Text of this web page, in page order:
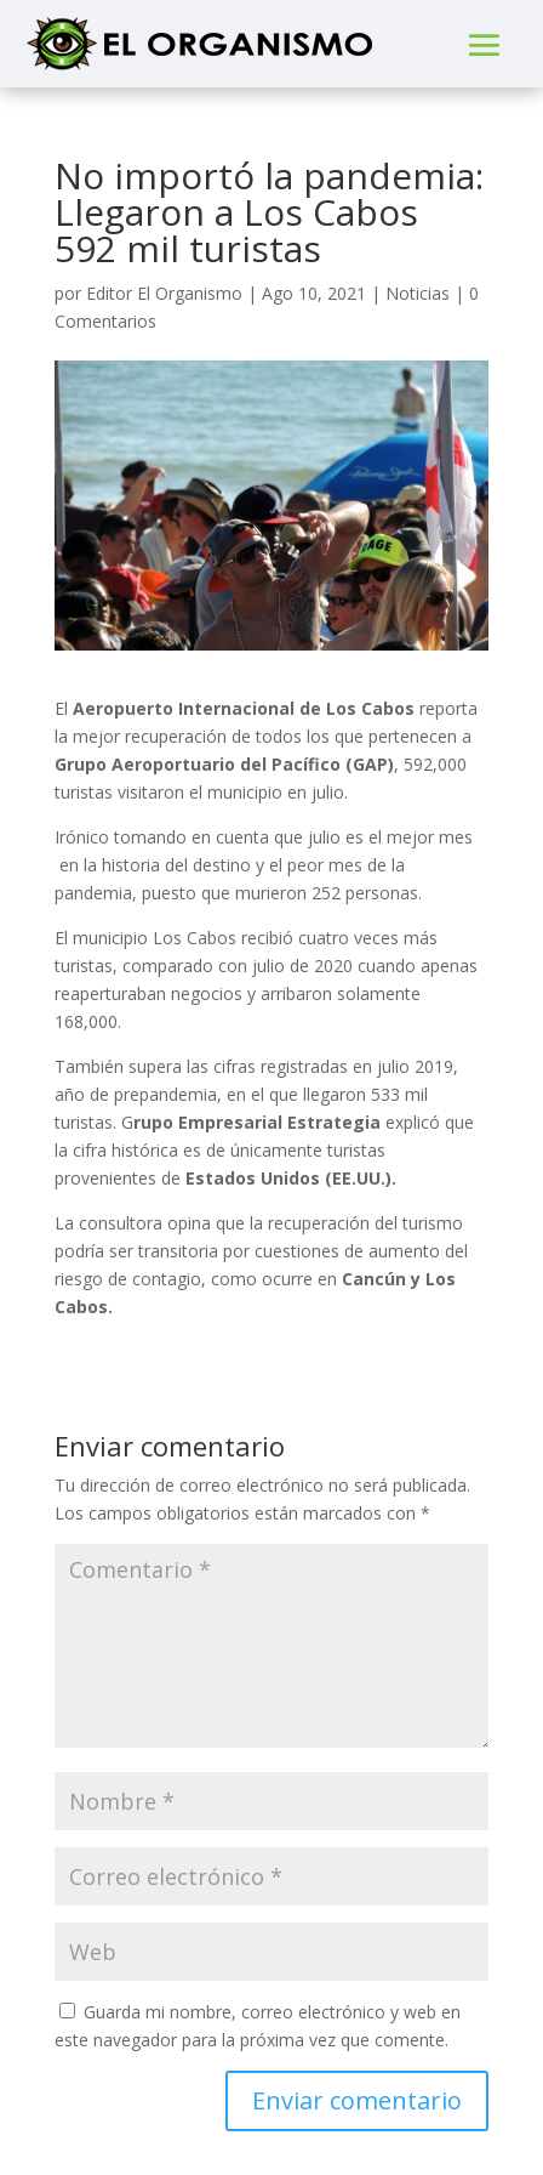
No importó la pandemia:
Llegaron a Los Cabos
592 mil turistas
por Editor El Organismo | Ago 10, 2021 | Noticias | 0
Comentarios
El Aeropuerto Internacional de Los Cabos reporta
la mejor recuperación de todos los que pertenecen a
Grupo Aeroportuario del Pacífico (GAP), 592,000
turistas visitaron el municipio en julio.
Irónico tomando en cuenta que julio es el mejor mes
en la historia del destino y el peor mes de la
pandemia, puesto que murieron 252 personas.
El municipio Los Cabos recibió cuatro veces más
turistas, comparado con julio de 2020 cuando apenas
reaperturaban negocios y arribaron solamente
168,000.
También supera las cifras registradas en julio 2019,
año de prepandemia, en el que llegaron 533 mil
turistas. Grupo Empresarial Estrategia explicó que
la cifra histórica es de únicamente turistas
provenientes de Estados Unidos (EE.UU.).
La consultora opina que la recuperación del turismo
podría ser transitoria por cuestiones de aumento del
riesgo de contagio, como ocurre en Cancún y Los
Cabos.
Enviar comentario
Tu dirección de correo electrónico no será publicada.
Los campos obligatorios están marcados con *
Guarda mi nombre, correo electrónico y web en
este navegador para la próxima vez que comente.